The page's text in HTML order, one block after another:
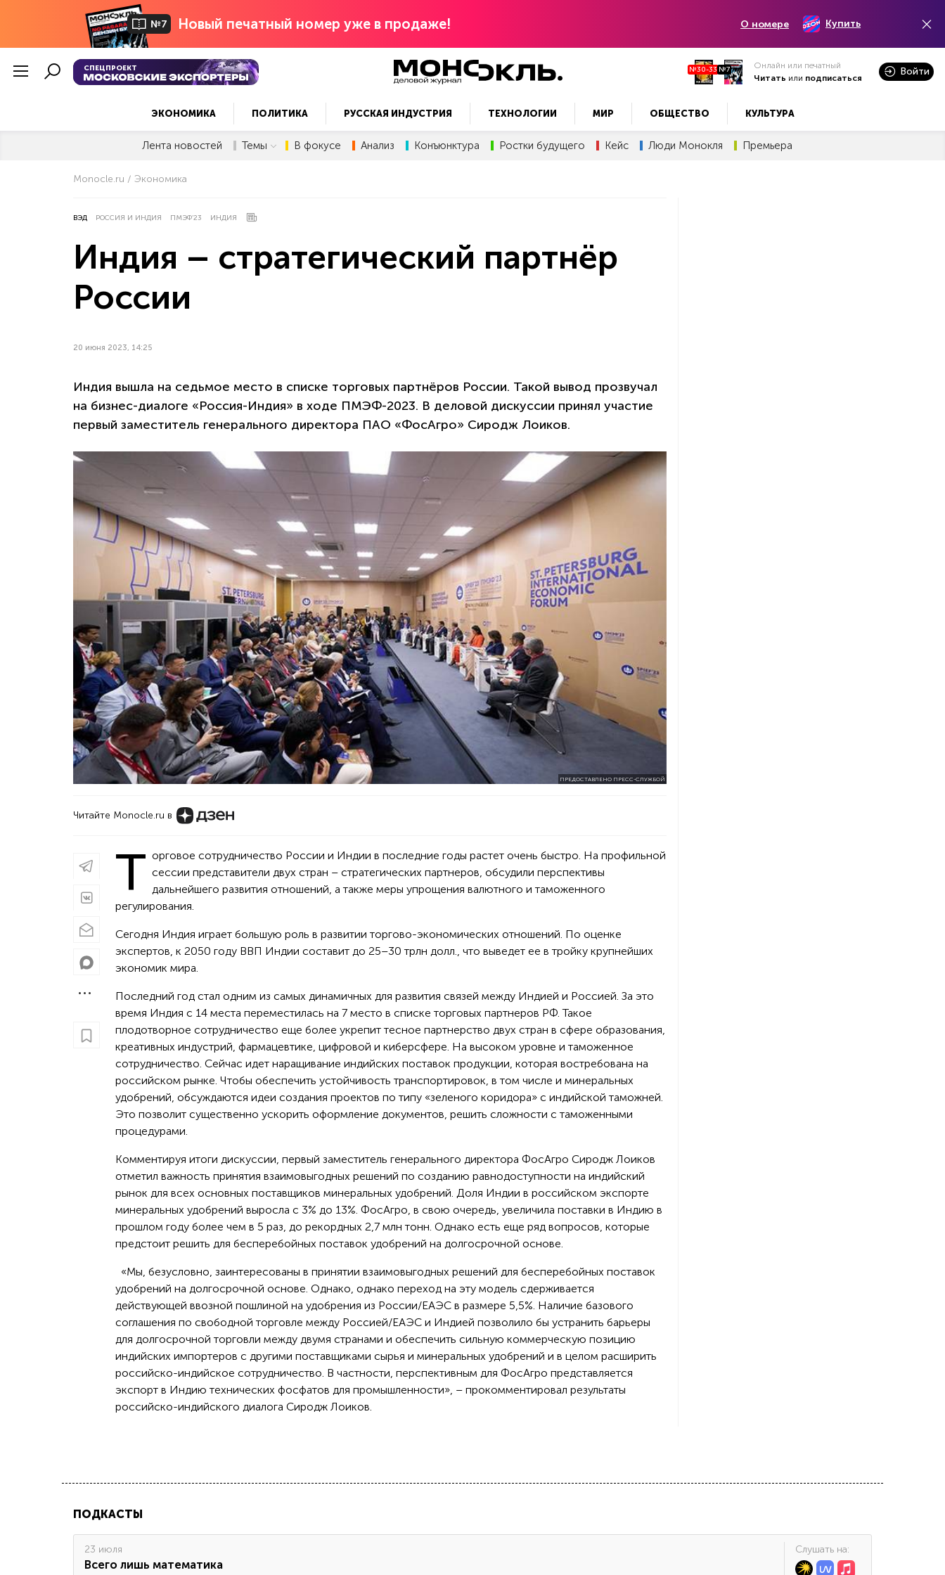
№7 Новый печатный номер уже в продаже! О номере Купить
СПЕЦПРОЕКТ №30-33 №7
Онлайн или печатный
Читать или подписаться
Войти
ЭКОНОМИКА ПОЛИТИКА РУССКАЯ ИНДУСТРИЯ ТЕХНОЛОГИИ МИР ОБЩЕСТВО КУЛЬТУРА
Лента новостей Темы В фокусе Анализ Конъюнктура Ростки будущего Кейс Люди Монокля Премьера
Monocle.ru Экономика
ВЭД РОССИЯ И ИНДИЯ ПМЭФ’23 ИНДИЯ
Индия – стратегический партнёр
России
20 июня 2023, 14:25
Индия вышла на седьмое место в списке торговых партнёров России. Такой вывод прозвучал
на бизнес-диалоге «Россия-Индия» в ходе ПМЭФ-2023. В деловой дискуссии принял участие
первый заместитель генерального директора ПАО «ФосАгро» Сиродж Лоиков.
ПРЕДОСТАВЛЕНО ПРЕСС-СЛУЖБОЙ
Читайте Monocle.ru в
Т орговое сотрудничество России и Индии в последние годы растет очень быстро. На профильной
сессии представители двух стран – стратегических партнеров, обсудили перспективы
дальнейшего развития отношений, а также меры упрощения валютного и таможенного
регулирования.
Сегодня Индия играет большую роль в развитии торгово-экономических отношений. По оценке
экспертов, к 2050 году ВВП Индии составит до 25–30 трлн долл., что выведет ее в тройку крупнейших
экономик мира.
Последний год стал одним из самых динамичных для развития связей между Индией и Россией. За это
время Индия с 14 места переместилась на 7 место в списке торговых партнеров РФ. Такое
плодотворное сотрудничество еще более укрепит тесное партнерство двух стран в сфере образования,
креативных индустрий, фармацевтике, цифровой и киберсфере. На высоком уровне и таможенное
сотрудничество. Сейчас идет наращивание индийских поставок продукции, которая востребована на
российском рынке. Чтобы обеспечить устойчивость транспортировок, в том числе и минеральных
удобрений, обсуждаются идеи создания проектов по типу «зеленого коридора» с индийской таможней.
Это позволит существенно ускорить оформление документов, решить сложности с таможенными
процедурами.
Комментируя итоги дискуссии, первый заместитель генерального директора ФосАгро Сиродж Лоиков
отметил важность принятия взаимовыгодных решений по созданию равнодоступности на индийский
рынок для всех основных поставщиков минеральных удобрений. Доля Индии в российском экспорте
минеральных удобрений выросла с 3% до 13%. ФосАгро, в свою очередь, увеличила поставки в Индию в
прошлом году более чем в 5 раз, до рекордных 2,7 млн тонн. Однако есть еще ряд вопросов, которые
предстоит решить для бесперебойных поставок удобрений на долгосрочной основе.
«Мы, безусловно, заинтересованы в принятии взаимовыгодных решений для бесперебойных поставок
удобрений на долгосрочной основе. Однако, однако переход на эту модель сдерживается
действующей ввозной пошлиной на удобрения из России/ЕАЭС в размере 5,5%. Наличие базового
соглашения по свободной торговле между Россией/ЕАЭС и Индией позволило бы устранить барьеры
для долгосрочной торговли между двумя странами и обеспечить сильную коммерческую позицию
индийских импортеров с другими поставщиками сырья и минеральных удобрений и в целом расширить
российско-индийское сотрудничество. В частности, перспективным для ФосАгро представляется
экспорт в Индию технических фосфатов для промышленности», – прокомментировал результаты
российско-индийского диалога Сиродж Лоиков.
ПОДКАСТЫ
23 июля
Всего лишь математика
Cлушать на: